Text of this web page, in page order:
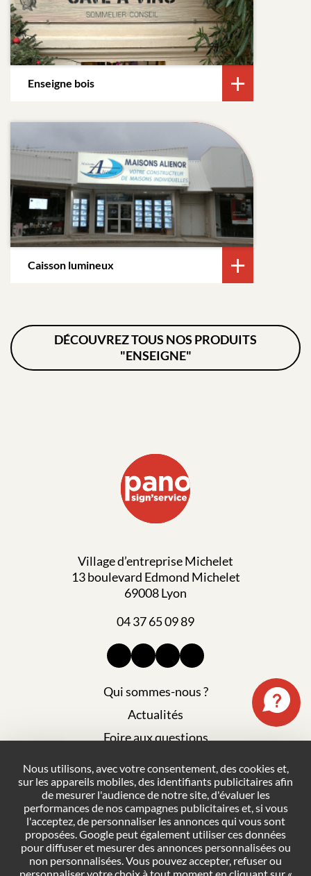
Enseigne bois
Caisson lumineux
DÉCOUVREZ TOUS NOS PRODUITS
"ENSEIGNE"
Village d’entreprise Michelet
13 boulevard Edmond Michelet
69008 Lyon
04 37 65 09 89
Qui sommes-nous ?
Actualités
Foire aux questions
Plan du site
Politique de confidentialité
Conditions générales de vente
Gestion des cookies
Nous utilisons, avec votre consentement, des cookies et,
sur les appareils mobiles, des identifiants publicitaires afin
de mesurer l'audience de notre site, d'évaluer les
performances de nos campagnes publicitaires et, si vous
l'acceptez, de personnaliser les annonces qui vous sont
proposées. Google peut également utiliser ces données
pour diffuser et mesurer des annonces personnalisées ou
non personnalisées. Vous pouvez accepter, refuser ou